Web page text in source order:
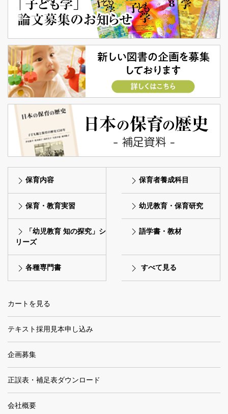
保育内容 保育者養成科目
保育・教育実習 幼児教育・保育研究
「幼児教育 知の探究」シ
リーズ
語学書・教材
各種専門書 すべて見る
カートを見る
テキスト採用見本申し込み
企画募集
正誤表・補足表ダウンロード
会社概要